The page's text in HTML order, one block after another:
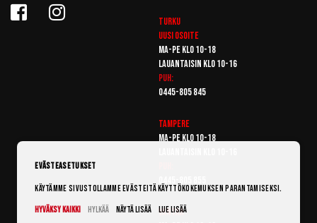
Turku
Uusi osoite
Ma-pe klo 10-18
Lauantaisin klo 10-16
Puh:
0445-805 845
Tampere
Ma-pe klo 10-18
Vantaa
Evästeasetukset
Käytämme sivustollamme evästeitä käyttökokemuksen parantamiseksi.
Hyväksy kaikki
Hylkää Näytä lisää Lue lisää